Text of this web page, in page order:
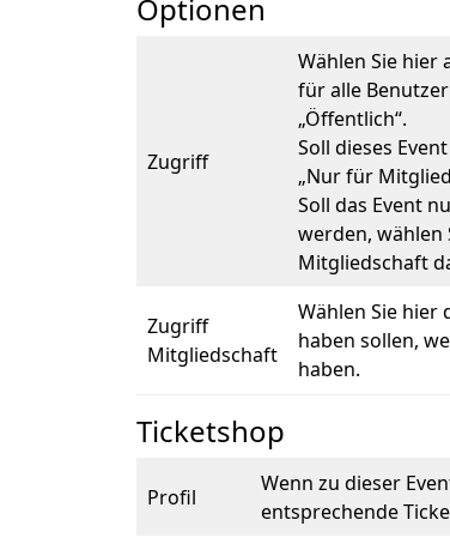
Optionen
Zugriff
Wählen Sie hier
für alle
„Öffentlich“.
Soll dieses
„Nur für
Soll das Event
werden, wählen
Mitgliedschaft
Zugriff
Mitgliedschaft
Wählen Sie hier
haben sollen,
haben.
Ticketshop
Profil
Wenn zu dieser
entsprechende